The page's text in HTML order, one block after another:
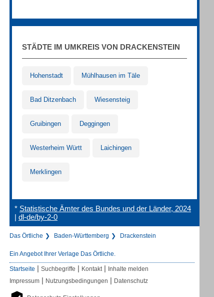
STÄDTE IM UMKREIS VON DRACKENSTEIN
Hohenstadt Mühlhausen im Täle
Bad Ditzenbach Wiesensteig
Gruibingen Deggingen
Westerheim Württ Laichingen
Merklingen
* Statistische Ämter des Bundes und der Länder, 2024
| dl-de/by-2-0
Das Örtliche Baden-Württemberg Drackenstein
Ein Angebot Ihrer Verlage Das Örtliche.
Startseite | Suchbegriffe | Kontakt | Inhalte melden
Impressum | Nutzungsbedingungen | Datenschutz